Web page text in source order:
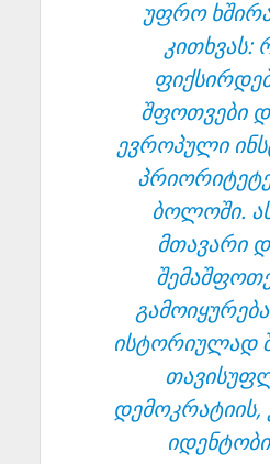
უფრო
კითხვას:
შფოთვები
ევროპული
ბოლოში.
მთავარი
ისტორიულად